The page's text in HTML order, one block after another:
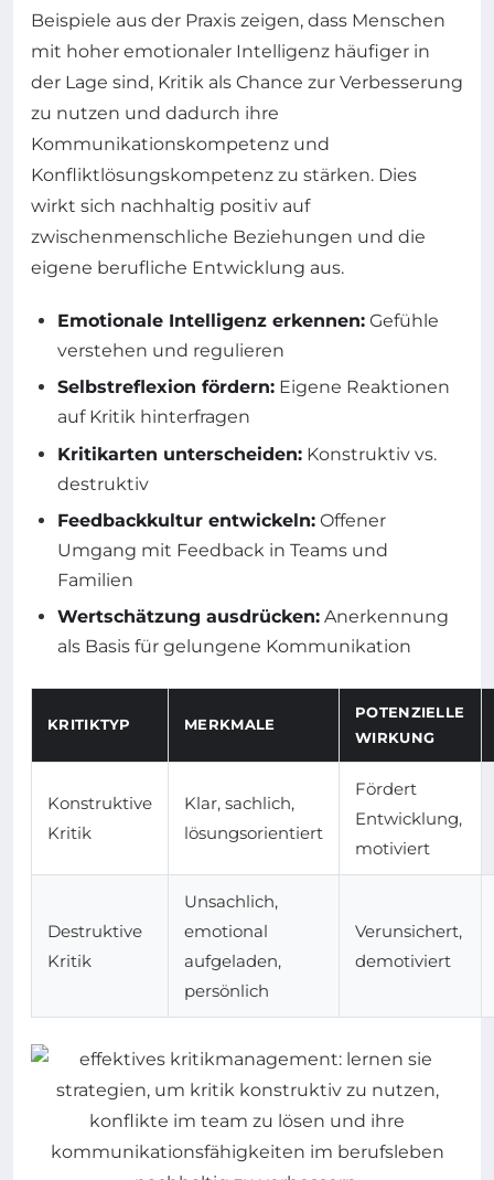
Beispiele aus der Praxis zeigen, dass Menschen
mit hoher emotionaler Intelligenz häufiger in
der Lage sind, Kritik als Chance zur Verbesserung
zu nutzen und dadurch ihre
Kommunikationskompetenz und
Konfliktlösungskompetenz zu stärken. Dies
wirkt sich nachhaltig positiv auf
zwischenmenschliche Beziehungen und die
eigene berufliche Entwicklung aus.
Emotionale Intelligenz erkennen: Gefühle
verstehen und regulieren
Selbstreflexion fördern: Eigene Reaktionen
auf Kritik hinterfragen
Kritikarten unterscheiden: Konstruktiv vs.
destruktiv
Feedbackkultur entwickeln: Offener
Umgang mit Feedback in Teams und
Familien
Wertschätzung ausdrücken: Anerkennung
als Basis für gelungene Kommunikation
KRITIKTYP MERKMALE
POTENZIELLE
WIRKUNG
Konstruktive
Kritik
Klar, sachlich,
lösungsorientiert
Fördert
Entwicklung,
motiviert
Destruktive
Kritik
Unsachlich,
emotional
aufgeladen,
persönlich
Verunsichert,
demotiviert